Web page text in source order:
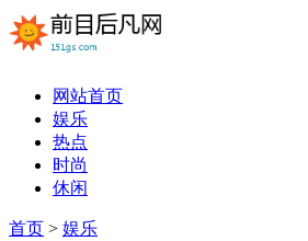
网站首页
娱乐
热点
时尚
休闲
首页 > 娱乐